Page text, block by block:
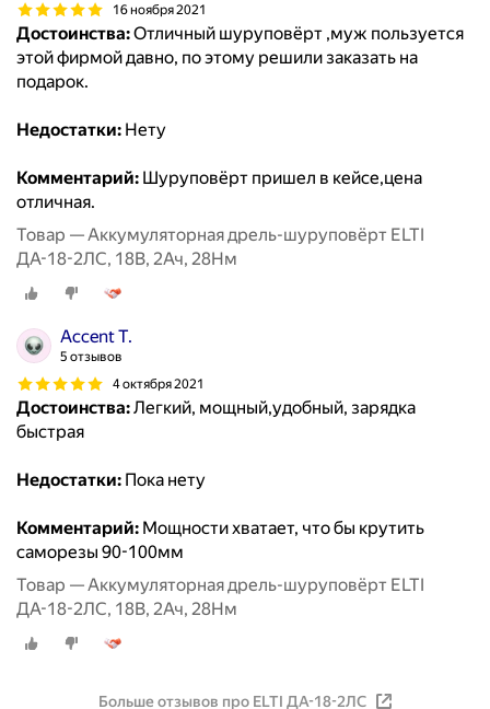
16 ноября 2021
Достоинства:Отличный шуруповёрт ,муж пользуется
этой фирмой давно, по этому решили заказать на
подарок.
Недостатки: Нету
Комментарий: Шуруповёрт пришел в кейсе,цена
отличная.
Товар — Аккумуляторная дрель-шуруповёрт ELTI
ДА-18-2ЛС, 18В, 2Ач, 28Нм
Accent T.
5 отзывов
4 октября 2021
Достоинства:Легкий, мощный,удобный, зарядка
быстрая
Недостатки: Пока нету
Комментарий: Мощности хватает, что бы крутить
саморезы 90-100мм
Товар — Аккумуляторная дрель-шуруповёрт ELTI
ДА-18-2ЛС, 18В, 2Ач, 28Нм
Больше отзывов про ELTI ДА-18-2ЛС